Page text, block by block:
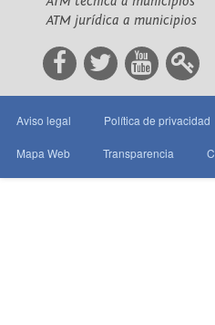
ATM jurídica a municipios
Aviso legal Política de privacidad
Mapa Web Transparencia